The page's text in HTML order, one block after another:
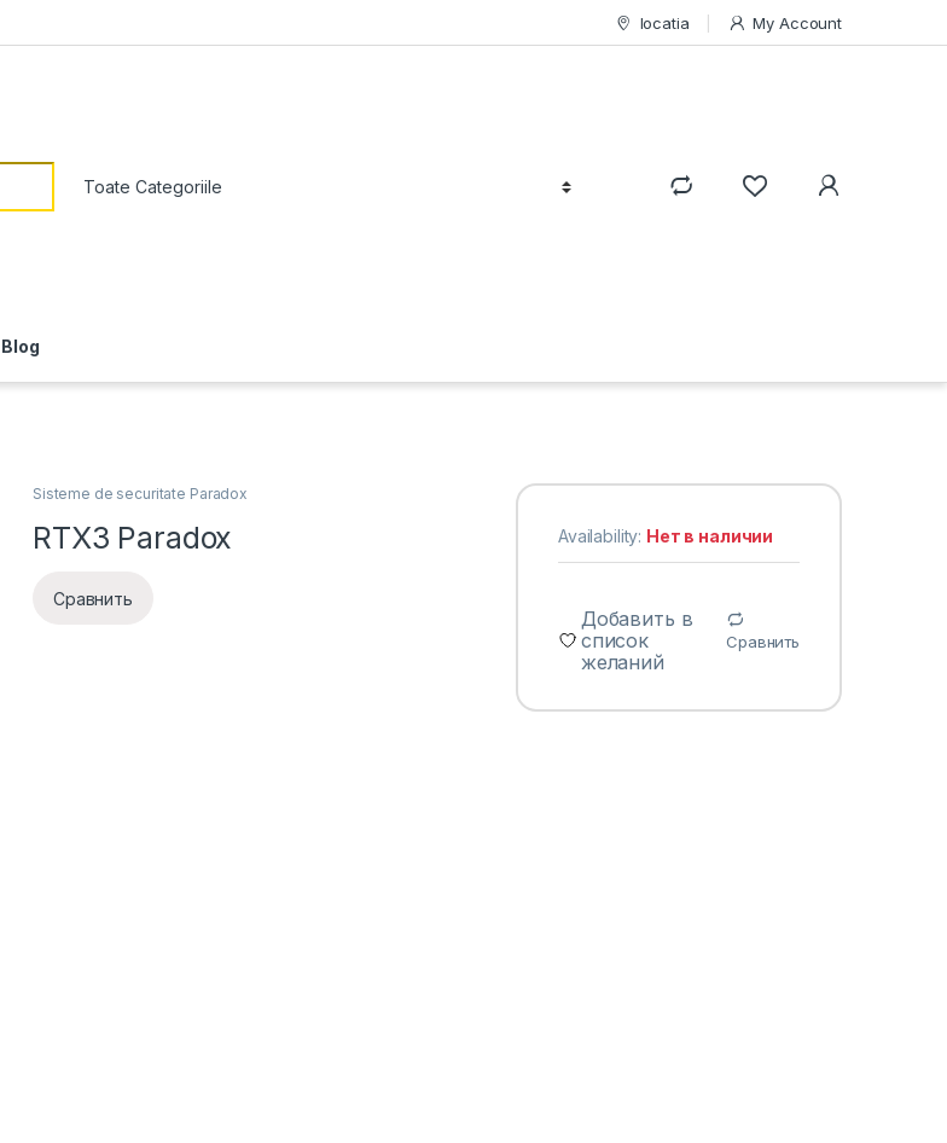
locatia My Account
Blog
Sisteme de securitate Paradox
RTX3 Paradox
Сравнить
Availability: Нет в наличии
Добавить в
список
желаний
Сравнить